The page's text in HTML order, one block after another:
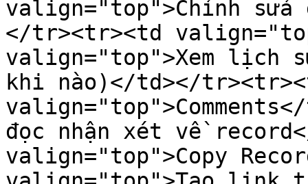
valign="top">Chỉnh
</tr><tr><td
valign="top">Xem
khi nào)</td></
đọc nhận xét về
valign="top">Copy